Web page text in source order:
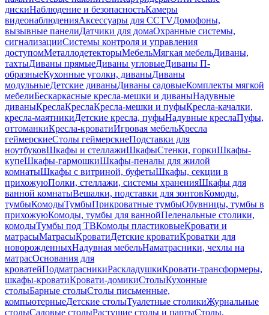
дискиНаблюдение и безопасностьКамеры
видеонаблюденияАксессуары для CCTVДомофоны,
вызывные панелиДатчики для домаОхранные системы,
сигнализацииСистемы контроля и управления
доступомМеталлодетекторыМебельМягкая мебельДиваны,
тахтыДиваны прямыеДиваны угловыеДиваны П-
образныеКухонные уголки, диваныДиваны
модульныеДетские диваныДиваны садовыеКомплекты мягкой
мебелиБескаркасные кресла-мешки и диваныНадувные
диваныКреслаКреслаКресла-мешки и пуфыКресла-качалки,
кресла-маятникиДетские кресла, пуфыНадувные креслаПуфы,
оттоманкиКресла-кроватиИгровая мебельКресла
геймерскиеСтолы геймерскиеПодставки для
ноутбуковШкафы и стеллажиШкафыСтенки, горкиШкафы-
купеШкафы-гармошкиШкафы-пеналы для жилой
комнатыШкафы с витриной, буфетыШкафы, секции в
прихожуюПолки, стеллажи, системы храненияШкафы для
ванной комнатыВешалки, подставки для зонтовКомоды,
тумбыКомодыТумбыПрикроватные тумбыОбувницы, тумбы в
прихожуюКомоды, тумбы для ваннойПеленальные столики,
комодыТумбы под ТВКомоды пластиковыеКровати и
матрасыМатрасыКроватиДетские кроватиКроватки для
новорожденныхНадувная мебельНаматрасники, чехлы на
матрасОснования для
кроватейПодматрасникиРаскладушкиКровати-трансформеры,
шкафы-кроватиКровати-домикиСтолыКухонные
столыБарные столыСтолы письменные,
компьютерныеДетские столыТуалетные столикиЖурнальные
столыСадовые столыРастущие столы и партыСтолы,